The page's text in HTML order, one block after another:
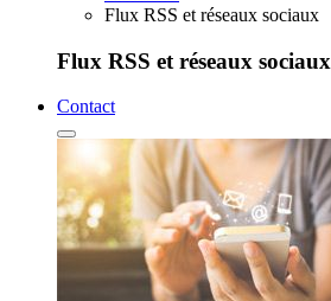
Flux RSS et réseaux sociaux
Flux RSS et réseaux sociaux
Contact